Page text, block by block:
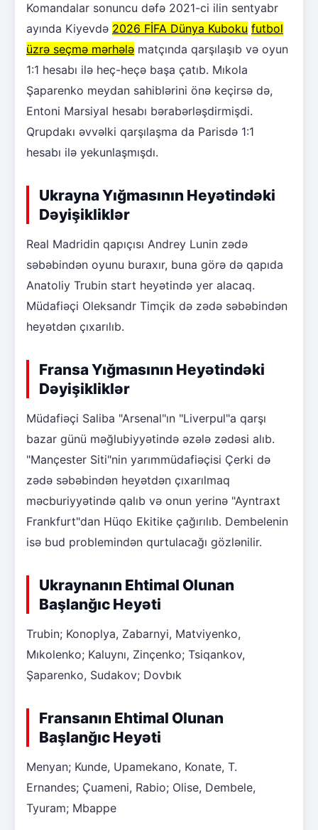
Komandalar sonuncu dəfə 2021-ci ilin sentyabr
ayında Kiyevdə 2026 FİFA Dünya Kuboku futbol
üzrə seçmə mərhələ matçında qarşılaşıb və oyun
1:1 hesabı ilə heç-heçə başa çatıb. Mıkola
Şaparenko meydan sahiblərini önə keçirsə də,
Entoni Marsiyal hesabı bərabərləşdirmişdi.
Qrupdakı əvvəlki qarşılaşma da Parisdə 1:1
hesabı ilə yekunlaşmışdı.
Ukrayna Yığmasının Heyətindəki
Dəyişikliklər
Real Madridin qapıçısı Andrey Lunin zədə
səbəbindən oyunu buraxır, buna görə də qapıda
Anatoliy Trubin start heyətində yer alacaq.
Müdafiəçi Oleksandr Timçik də zədə səbəbindən
heyətdən çıxarılıb.
Fransa Yığmasının Heyətindəki
Dəyişikliklər
Müdafiəçi Saliba "Arsenal"ın "Liverpul"a qarşı
bazar günü məğlubiyyətində əzələ zədəsi alıb.
"Mançester Siti"nin yarımmüdafiəçisi Çerki də
zədə səbəbindən heyətdən çıxarılmaq
məcburiyyətində qalıb və onun yerinə "Ayntraxt
Frankfurt"dan Hüqo Ekitike çağırılıb. Dembelenin
isə bud problemindən qurtulacağı gözlənilir.
Ukraynanın Ehtimal Olunan
Başlanğıc Heyəti
Trubin; Konoplya, Zabarnyi, Matviyenko,
Mıkolenko; Kaluynı, Zinçenko; Tsiqankov,
Şaparenko, Sudakov; Dovbık
Fransanın Ehtimal Olunan
Başlanğıc Heyəti
Menyan; Kunde, Upamekano, Konate, T.
Ernandes; Çuameni, Rabio; Olise, Dembele,
Tyuram; Mbappe